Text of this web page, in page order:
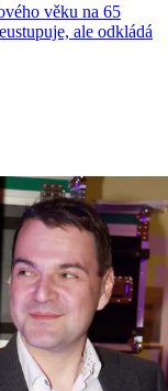
věku na 65
ale odkládá